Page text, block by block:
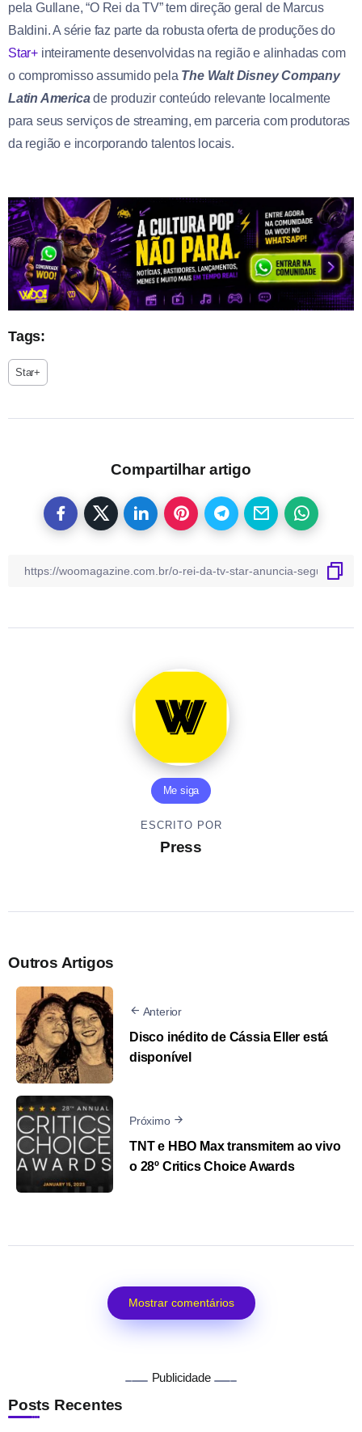
pela Gullane, “O Rei da TV” tem direção geral de Marcus
Baldini. A série faz parte da robusta oferta de produções do
Star+ inteiramente desenvolvidas na região e alinhadas com
o compromisso assumido pela The Walt Disney Company
Latin Americade produzir conteúdo relevante localmente
para seus serviços de streaming, em parceria com produtoras
da região e incorporando talentos locais.
Tags:
Star+
Compartilhar artigo
Me siga
ESCRITO POR
Press
Outros Artigos
Anterior
Disco inédito de Cássia Eller está
disponível
Próximo
TNT e HBO Max transmitem ao vivo
o 28º Critics Choice Awards
Mostrar comentários
Publicidade
Posts Recentes